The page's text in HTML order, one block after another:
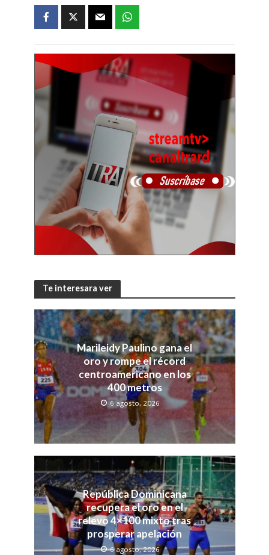
Te interesara ver
Marileidy Paulino gana el
oro y rompe el récord
centroamericano en los
400 metros
6 agosto, 2026
República Dominicana
recupera el oro en el
relevo 4×100 mixto tras
prosperar apelación
6 agosto, 2026